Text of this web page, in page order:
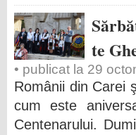
te
• publicat la 29
Românii din Carei
cum este
Centenarului.